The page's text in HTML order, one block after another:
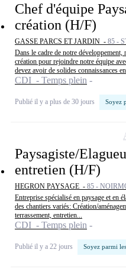
Chef d'équipe
création (H/F)
GASSE PARCS ET JARDIN - 85 -
Dans le cadre de notre
création pour rejoindre notre équipe
devez avoir de solides connaissances
CDI - Temps plein
Publié il y a plus de 30 jours Soyez
Paysagiste/
entretien (H/F)
HEGRON PAYSAGE - 85 -
Entreprise spécialisé en paysage et en
des chantiers variés: Création/
terrassement, entretien...
CDI - Temps plein
Publié il y a 22 jours Soyez parmi